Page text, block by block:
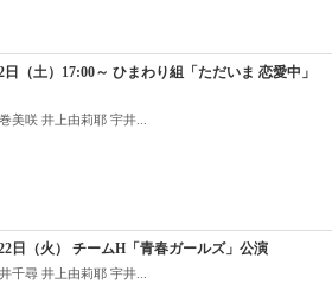
日（土）17:00～ ひまわり組「ただいま 恋愛中」
美咲 井上由莉耶 宇井...
日（火） チームH「青春ガールズ」公演
千尋 井上由莉耶 宇井...